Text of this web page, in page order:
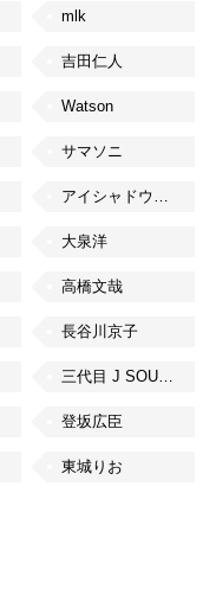
mlk
吉田仁人
Watson
サマソニ
アイシャドウベース
大泉洋
高橋文哉
長谷川京子
三代目 J SOUL BROTHERS from EXILE TRIBE
登坂広臣
東城りお